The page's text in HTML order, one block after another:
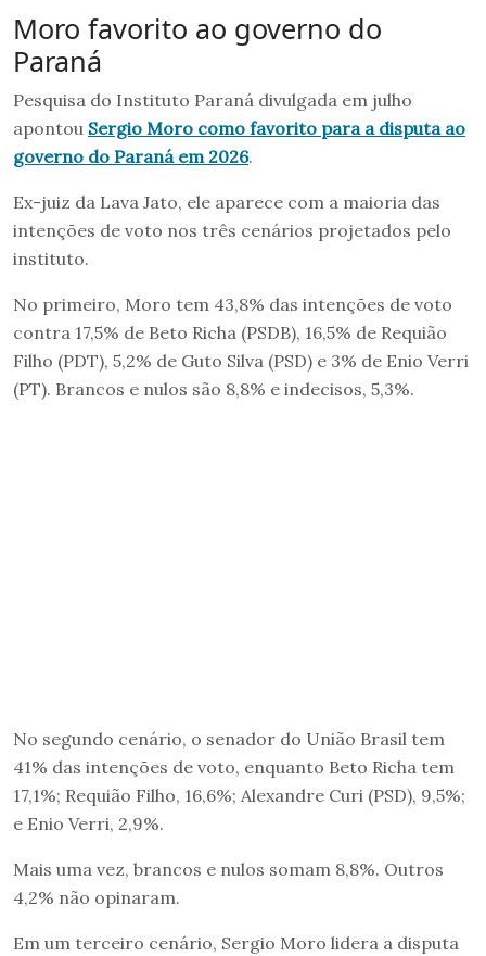
Moro favorito ao governo do
Paraná
Pesquisa do Instituto Paraná divulgada em julho
apontou Sergio Moro como favorito para a disputa ao
governo do Paraná em 2026.
Ex-juiz da Lava Jato, ele aparece com a maioria das
intenções de voto nos três cenários projetados pelo
instituto.
No primeiro, Moro tem 43,8% das intenções de voto
contra 17,5% de Beto Richa (PSDB), 16,5% de Requião
Filho (PDT), 5,2% de Guto Silva (PSD) e 3% de Enio Verri
(PT). Brancos e nulos são 8,8% e indecisos, 5,3%.
No segundo cenário, o senador do União Brasil tem
41% das intenções de voto, enquanto Beto Richa tem
17,1%; Requião Filho, 16,6%; Alexandre Curi (PSD), 9,5%;
e Enio Verri, 2,9%.
Mais uma vez, brancos e nulos somam 8,8%. Outros
4,2% não opinaram.
Em um terceiro cenário, Sergio Moro lidera a disputa